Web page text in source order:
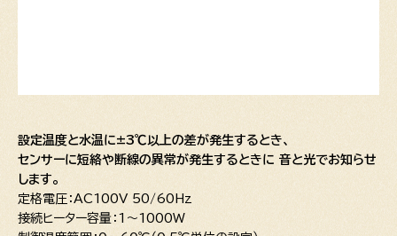
設定温度と水温に±3℃以上の差が発生するとき、
センサーに短絡や断線の異常が発生するときに 音と光でお知らせ
します。
定格電圧：AC100V 50/60Hz
接続ヒーター容量：1～1000W